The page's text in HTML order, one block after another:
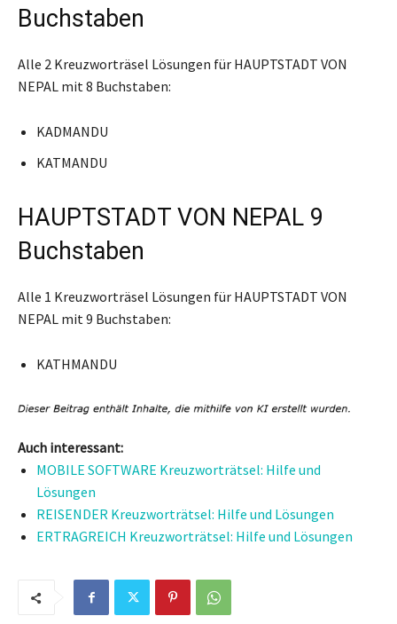
Buchstaben
Alle 2 Kreuzworträsel Lösungen für HAUPTSTADT VON
NEPAL mit 8 Buchstaben:
KADMANDU
KATMANDU
HAUPTSTADT VON NEPAL 9
Buchstaben
Alle 1 Kreuzworträsel Lösungen für HAUPTSTADT VON
NEPAL mit 9 Buchstaben:
KATHMANDU
Auch interessant:
MOBILE SOFTWARE Kreuzworträtsel: Hilfe und
Lösungen
REISENDER Kreuzworträtsel: Hilfe und Lösungen
ERTRAGREICH Kreuzworträtsel: Hilfe und Lösungen